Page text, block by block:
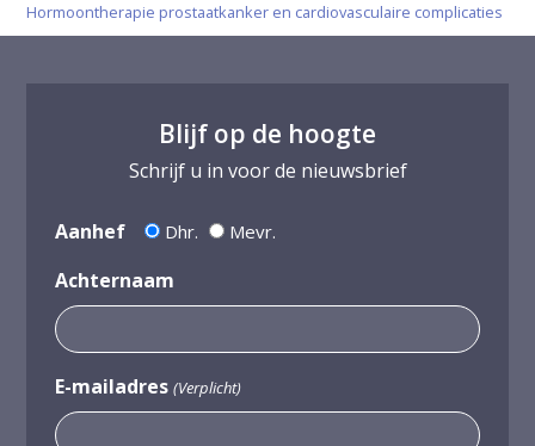
Hormoontherapie prostaatkanker en cardiovasculaire complicaties
Blijf op de hoogte
Schrijf u in voor de nieuwsbrief
Aanhef Dhr. Mevr.
Achternaam
E-mailadres (Verplicht)